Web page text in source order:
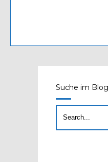
Suche im